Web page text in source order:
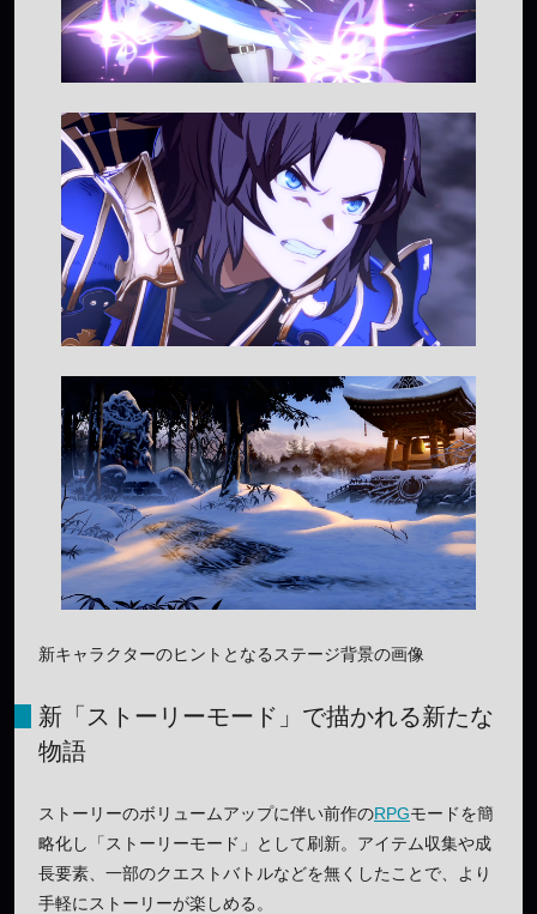
新キャラクターのヒントとなるステージ背景の画像
新「ストーリーモード」で描かれる新たな
物語
ストーリーのボリュームアップに伴い前作のRPGモードを簡
略化し「ストーリーモード」として刷新。アイテム収集や成
長要素、一部のクエストバトルなどを無くしたことで、より
手軽にストーリーが楽しめる。